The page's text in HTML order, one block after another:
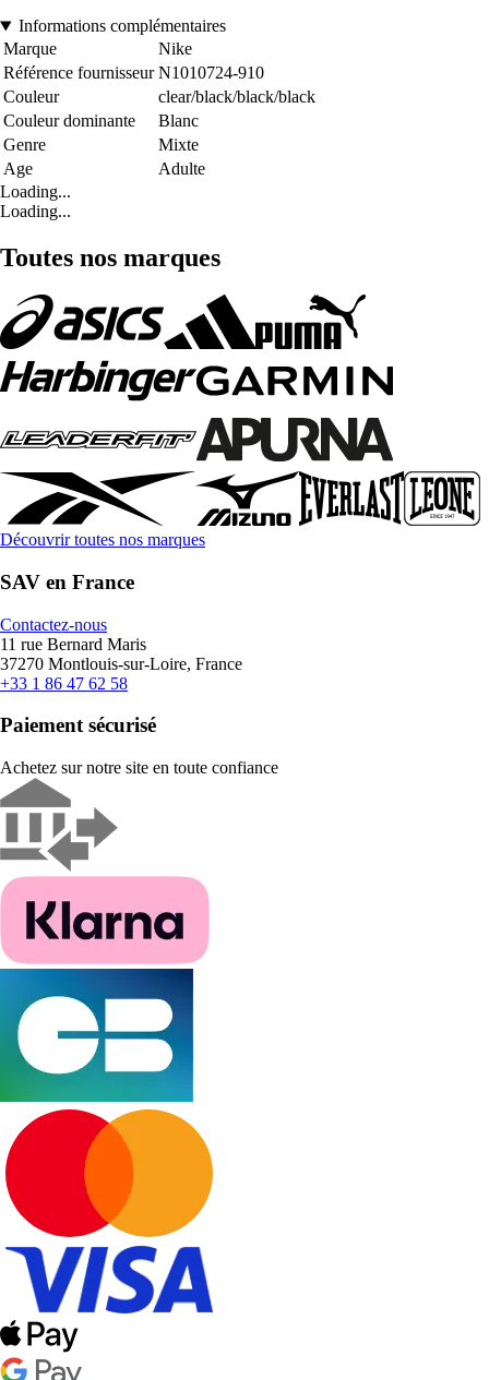
Informations complémentaires
Marque
Nike
Référence fournisseur N1010724-910
Couleur
clear/black/black/black
Couleur dominante
Blanc
Genre
Mixte
Age
Adulte
Loading...
Loading...
Toutes nos marques
Découvrir toutes nos marques
SAV en France
Contactez-nous
11 rue Bernard Maris
37270 Montlouis-sur-Loire, France
+33 1 86 47 62 58
Paiement sécurisé
Achetez sur notre site en toute confiance